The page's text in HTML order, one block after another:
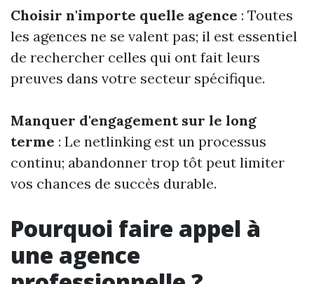
Choisir n'importe quelle agence : Toutes
les agences ne se valent pas; il est essentiel
de rechercher celles qui ont fait leurs
preuves dans votre secteur spécifique.
Manquer d'engagement sur le long
terme : Le netlinking est un processus
continu; abandonner trop tôt peut limiter
vos chances de succès durable.
Pourquoi faire appel à
une agence